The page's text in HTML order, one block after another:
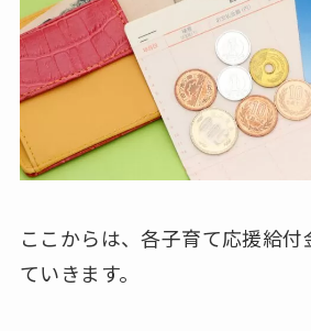
ここからは、各子育て応援給付
ていきます。